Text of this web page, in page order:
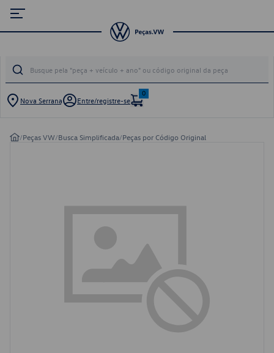
Nova Serrana Entre/registre-se
0
/Peças VW/Busca Simplificada/Peças por Código Original